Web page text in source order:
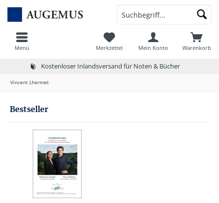
Kostenloser Inlandsversand für Noten & Bücher
Menü Warenkorb
Merkzettel Mein Konto
Vincent Lhermet
Bestseller